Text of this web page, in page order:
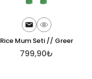
Rice Mum Seti // Greer
799,90₺